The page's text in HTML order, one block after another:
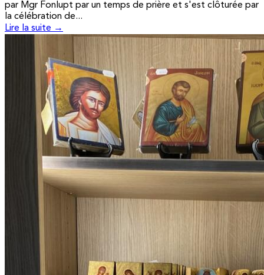
par Mgr Fonlupt par un temps de prière et s'est clôturée par
la célébration de...
Lire la suite →